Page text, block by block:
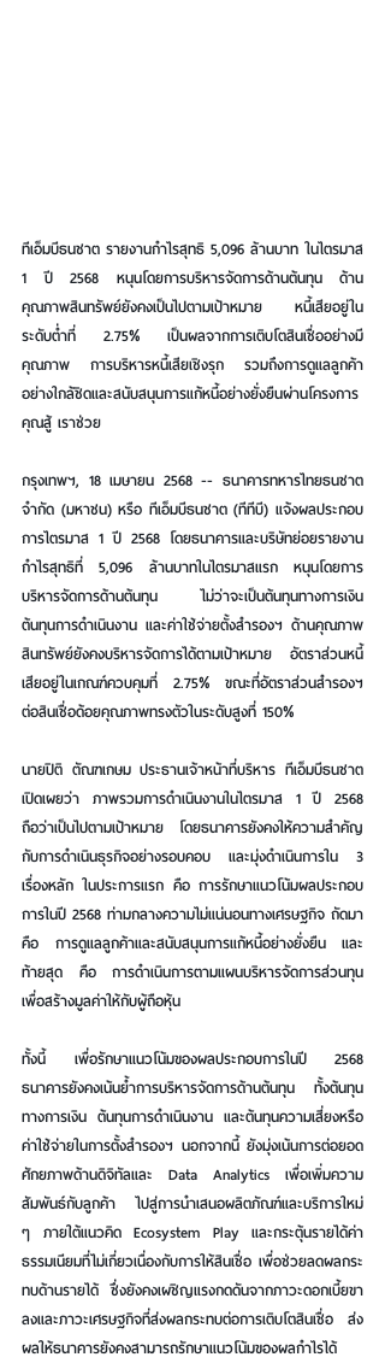
ทีเอ็มบีธนชาต รายงานกำไรสุทธิ 5,096 ล้านบาท ในไตรมาส
1 ปี 2568 หนุนโดยการบริหารจัดการด้านต้นทุน ด้าน
คุณภาพสินทรัพย์ยังคงเป็นไปตามเป้าหมาย หนี้เสียอยู่ใน
ระดับต่ำที่ 2.75% เป็นผลจากการเติบโตสินเชื่ออย่างมี
คุณภาพ การบริหารหนี้เสียเชิงรุก รวมถึงการดูแลลูกค้า
อย่างใกล้ชิดและสนับสนุนการแก้หนี้อย่างยั่งยืนผ่านโครงการ
คุณสู้ เราช่วย
กรุงเทพฯ, 18 เมษายน 2568 -- ธนาคารทหารไทยธนชาต
จำกัด (มหาชน) หรือ ทีเอ็มบีธนชาต (ทีทีบี) แจ้งผลประกอบ
การไตรมาส 1 ปี 2568 โดยธนาคารและบริษัทย่อยรายงาน
กำไรสุทธิที่ 5,096 ล้านบาทในไตรมาสแรก หนุนโดยการ
บริหารจัดการด้านต้นทุน ไม่ว่าจะเป็นต้นทุนทางการเงิน
ต้นทุนการดำเนินงาน และค่าใช้จ่ายตั้งสำรองฯ ด้านคุณภาพ
สินทรัพย์ยังคงบริหารจัดการได้ตามเป้าหมาย อัตราส่วนหนี้
เสียอยู่ในเกณฑ์ควบคุมที่ 2.75% ขณะที่อัตราส่วนสำรองฯ
ต่อสินเชื่อด้อยคุณภาพทรงตัวในระดับสูงที่ 150%
นายปิติ ตัณฑเกษม ประธานเจ้าหน้าที่บริหาร ทีเอ็มบีธนชาต
เปิดเผยว่า ภาพรวมการดำเนินงานในไตรมาส 1 ปี 2568
ถือว่าเป็นไปตามเป้าหมาย โดยธนาคารยังคงให้ความสำคัญ
กับการดำเนินธุรกิจอย่างรอบคอบ และมุ่งดำเนินการใน 3
เรื่องหลัก ในประการแรก คือ การรักษาแนวโน้มผลประกอบ
การในปี 2568 ท่ามกลางความไม่แน่นอนทางเศรษฐกิจ ถัดมา
คือ การดูแลลูกค้าและสนับสนุนการแก้หนี้อย่างยั่งยืน และ
ท้ายสุด คือ การดำเนินการตามแผนบริหารจัดการส่วนทุน
เพื่อสร้างมูลค่าให้กับผู้ถือหุ้น
ทั้งนี้ เพื่อรักษาแนวโน้มของผลประกอบการในปี 2568
ธนาคารยังคงเน้นย้ำการบริหารจัดการด้านต้นทุน ทั้งต้นทุน
ทางการเงิน ต้นทุนการดำเนินงาน และต้นทุนความเสี่ยงหรือ
ค่าใช้จ่ายในการตั้งสำรองฯ นอกจากนี้ ยังมุ่งเน้นการต่อยอด
ศักยภาพด้านดิจิทัลและ Data Analytics เพื่อเพิ่มความ
สัมพันธ์กับลูกค้า ไปสู่การนำเสนอผลิตภัณฑ์และบริการใหม่
ๆ ภายใต้แนวคิด Ecosystem Play และกระตุ้นรายได้ค่า
ธรรมเนียมที่ไม่เกี่ยวเนื่องกับการให้สินเชื่อ เพื่อช่วยลดผลกระ
ทบด้านรายได้ ซึ่งยังคงเผชิญแรงกดดันจากภาวะดอกเบี้ยขา
ลงและภาวะเศรษฐกิจที่ส่งผลกระทบต่อการเติบโตสินเชื่อ ส่ง
ผลให้ธนาคารยังคงสามารถรักษาแนวโน้มของผลกำไรได้